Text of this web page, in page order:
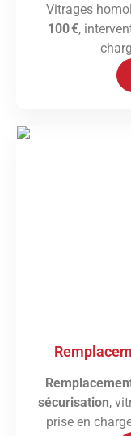
Vitrages
100 €,
sécurisation,
prise en